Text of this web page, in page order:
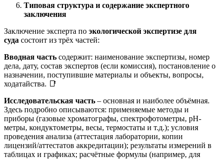
Типовая структура и содержание экспертного
заключения
Заключение эксперта по экологической экспертизе для
суда состоит из трёх частей:
Вводная часть содержит: наименование экспертизы, номер
дела, дату, состав экспертов (если комиссия), постановление о
назначении, поступившие материалы и объекты, вопросы,
ходатайства. 📑
Исследовательская часть – основная и наиболее объёмная.
Здесь подробно описываются: применяемые методы и
приборы (газовые хроматографы, спектрофотометры, рН-
метры, кондуктометры, весы, термостаты и т.д.); условия
проведения анализа (аттестация лаборатории, копии
лицензий/аттестатов аккредитации); результаты измерений в
таблицах и графиках; расчётные формулы (например, для